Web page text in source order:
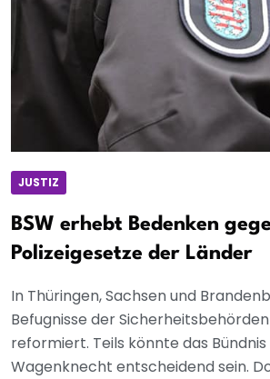
JUSTIZ
BSW erhebt Bedenken
Polizeigesetze der Länder
In Thüringen, Sachsen und
Befugnisse der
reformiert. Teils könnte das Bündnis
Wagenknecht entscheidend sein.